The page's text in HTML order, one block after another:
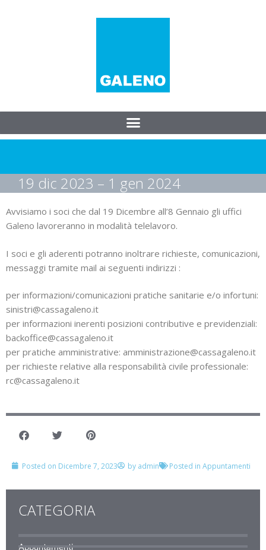
19 dic 2023 – 1 gen 2024
Avvisiamo i soci che dal 19 Dicembre all’8 Gennaio gli uffici
Galeno lavoreranno in modalità telelavoro.
I soci e gli aderenti potranno inoltrare richieste, comunicazioni,
messaggi tramite mail ai seguenti indirizzi :
per informazioni/comunicazioni pratiche sanitarie e/o infortuni:
sinistri@cassagaleno.it
per informazioni inerenti posizioni contributive e previdenziali:
backoffice@cassagaleno.it
per pratiche amministrative: amministrazione@cassagaleno.it
per richieste relative alla responsabilità civile professionale:
rc@cassagaleno.it
Posted on Dicembre 7, 2023 by admin Posted in Appuntamenti
CATEGORIA
Appuntamenti